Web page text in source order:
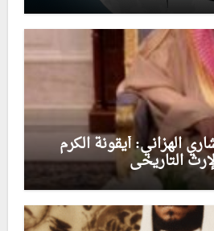
الهزاني: أيقونة الكرم
التاريخي